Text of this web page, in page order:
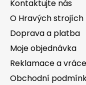
Kontaktujte nás
O Hravých strojích
Doprava a platba
Moje objednávka
Reklamace a
Obchodní